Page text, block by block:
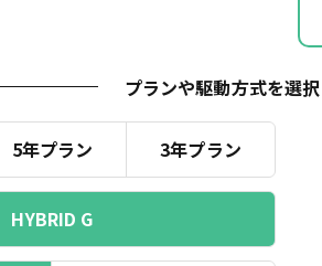
プランや駆動方式を選択
5年プラン 3年プラン
HYBRID G